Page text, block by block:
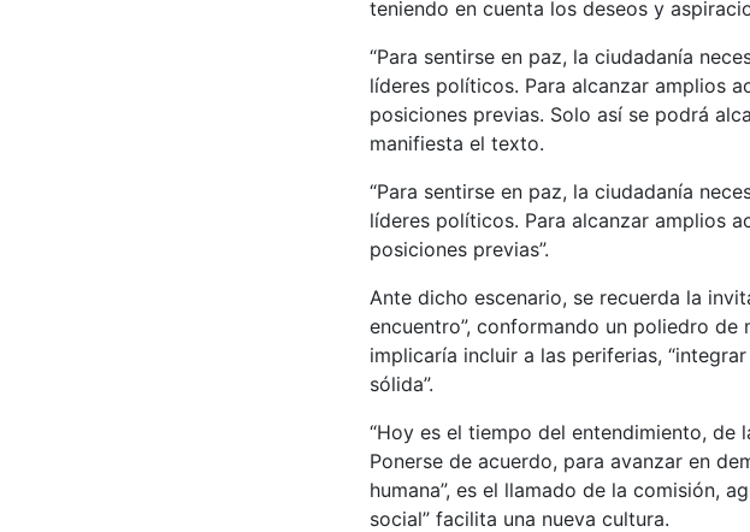
teniendo en cuenta los deseos y
“Para sentirse en paz, la ciudadanía
líderes políticos. Para alcanzar amplios
posiciones previas. Solo así se podrá
manifiesta el texto.
“Para sentirse en paz, la ciudadanía
líderes políticos. Para alcanzar amplios
posiciones previas”.
Ante dicho escenario, se recuerda la
encuentro”, conformando un poliedro
implicaría incluir a las periferias,
sólida”.
“Hoy es el tiempo del entendimiento, de
Ponerse de acuerdo, para avanzar en
humana”, es el llamado de la comisión,
social” facilita una nueva cultura.